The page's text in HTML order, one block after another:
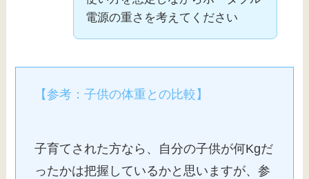
電源の重さを考えてください
【参考：子供の体重との比較】
子育てされた方なら、自分の子供が何Kgだ
ったかは把握しているかと思いますが、参